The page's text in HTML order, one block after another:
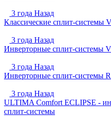
3 года Назад
Классические сплит-
3 года Назад
Инверторные сплит-системы
3 года Назад
Инверторные сплит-системы
3 года Назад
ULTIMA Comfort ECLIPSE -
сплит-системы